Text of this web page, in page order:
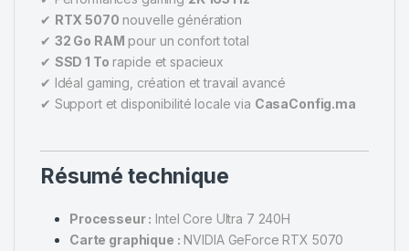
✔ RTX 5070 nouvelle génération
✔ 32 Go RAM pour un confort total
✔ SSD 1 To rapide et spacieux
✔ Idéal gaming, création et travail avancé
✔ Support et disponibilité locale via CasaConfig.ma
Résumé technique
Processeur : Intel Core Ultra 7 240H
Carte graphique : NVIDIA GeForce RTX 5070